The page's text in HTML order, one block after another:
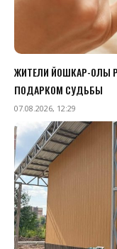
ЖИТЕЛИ ЙОШКАР-ОЛЫ
ПОДАРКОМ СУДЬБЫ
07.08.2026, 12:29